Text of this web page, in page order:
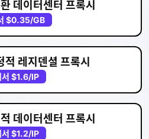
데이터센터 프록시
$0.35/GB
적 레지덴셜 프록시
$1.6/IP
데이터센터 프록시
$1.2/IP